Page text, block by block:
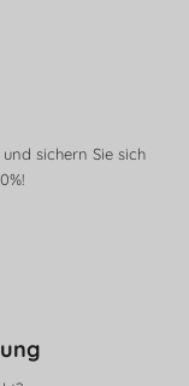
sichern Sie sich